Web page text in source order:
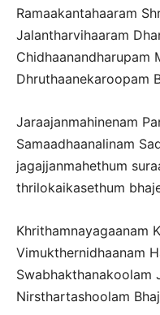
Ramaakantahaaram
Jalantharvihaaram
Chidhaanandharupam
Dhruthaanekaroopam
Jaraajanmahinenam
Samaadhaanalinam
jagajjanmahethum
thrilokaikasethum
Khrithamnayagaanam
Vimukthernidhaanam
Swabhakthanakoolam
Nirsthartashoolam